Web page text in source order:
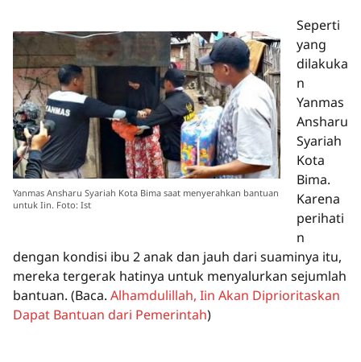
Yanmas Ansharu Syariah Kota Bima saat menyerahkan bantuan
untuk Iin. Foto: Ist
Seperti
yang
dilakuka
n
Yanmas
Ansharu
Syariah
Kota
Bima.
Karena
perihati
n
dengan kondisi ibu 2 anak dan jauh dari suaminya itu,
mereka tergerak hatinya untuk menyalurkan sejumlah
bantuan. (Baca. Alhamdulillah, Iin Akan Diprioritaskan
Dapat Bantuan dari Pemerintah)